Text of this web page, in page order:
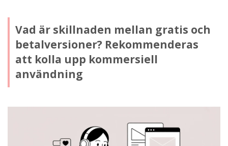
Vad är skillnaden mellan gratis och
betalversioner? Rekommenderas
att kolla upp kommersiell
användning